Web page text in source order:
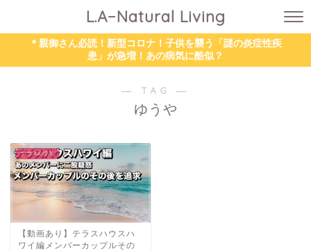
L.A−Natural Living
＊親御さん必読！新型コロナ！子供を襲う「謎の炎症性疾
患」が急増！あの病気に酷似？
― TAG ―
ゆうや
テラスハウス
【動画あり】テラスハウスハ
ワイ編メンバーカップルその